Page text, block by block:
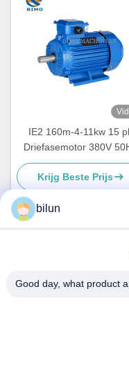
IE2 160m-4-11kw 15
Driefasemotor 380V
60Hz IP55 Klasse F
Elektromotor
Krijg Beste Prijs
Adres
bilun
Good day, what product